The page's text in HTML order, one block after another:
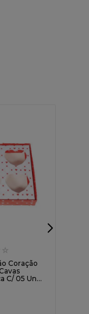
☆
Coração
C/ 05 Un